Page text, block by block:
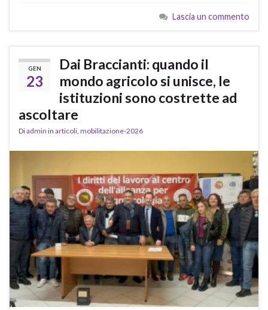
Lascia un commento
GEN
23
Dai Braccianti: quando il
mondo agricolo si unisce, le
istituzioni sono costrette ad
ascoltare
Diadmin in articoli, mobilitazione-2026